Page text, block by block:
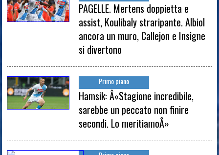
PAGELLE. Mertens doppietta e
assist, Koulibaly straripante. Albiol
ancora un muro, Callejon e Insigne
si divertono
Primo piano
Hamsik: Â«Stagione incredibile,
sarebbe un peccato non finire
secondi. Lo meritiamoÂ»